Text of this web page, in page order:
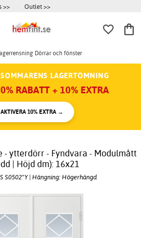
>> Outlet >>
Dörrar och fönster
LAGERTÖMNING
RABATT + 10% EXTRA
AKTIVERA 10% EXTRA →
- ytterdörr - Fyndvara - Modulmått
| Höjd dm): 16x21
S0502*Y | Hängning: Högerhängd